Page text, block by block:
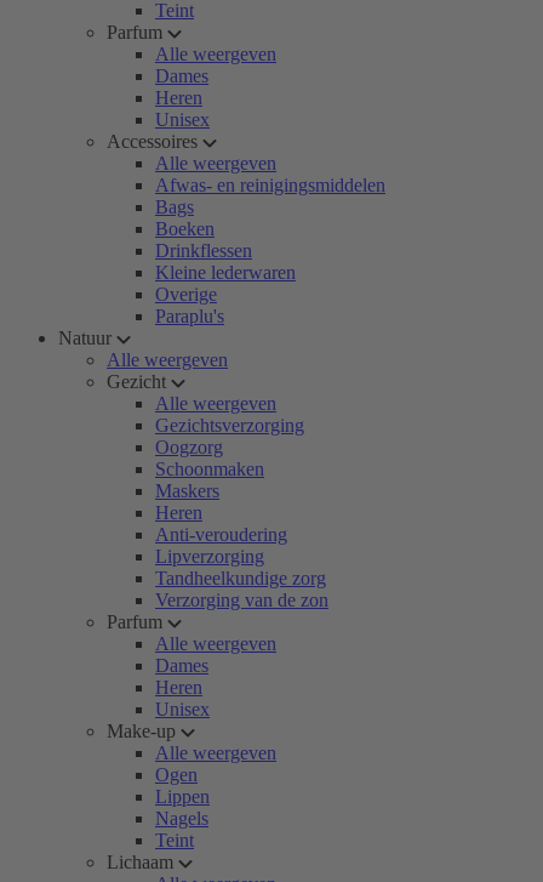
Teint
Parfum
Alle weergeven
Dames
Heren
Unisex
Accessoires
Alle weergeven
Afwas- en reinigingsmiddelen
Bags
Boeken
Drinkflessen
Kleine lederwaren
Overige
Paraplu's
Natuur
Alle weergeven
Gezicht
Alle weergeven
Gezichtsverzorging
Oogzorg
Schoonmaken
Maskers
Heren
Anti-veroudering
Lipverzorging
Tandheelkundige zorg
Verzorging van de zon
Parfum
Alle weergeven
Dames
Heren
Unisex
Make-up
Alle weergeven
Ogen
Lippen
Nagels
Teint
Lichaam